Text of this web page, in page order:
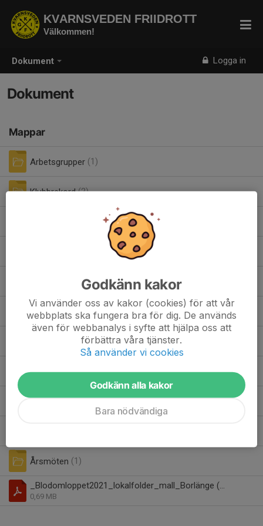
Dokument Logga in
KVARNSVEDEN FRIIDROTT
Välkommen!
Dokument
Mappar
Arbetsgrupper (1)
Klubbrekord (2)
Kvarnsvedenspelen (15)
Kvarnsvedenspelen Indoor (4)
Miniorlandslaget (5)
Policys (6)
(14)
Sommarskolan (1)
Styrdokument (1)
Årsmöten (1)
_Blodomloppet2021_lokalfolder_mall_Borlänge (1).pdf
0,69 MB
Godkänn kakor
Vi använder oss av kakor (cookies) för att vår
webbplats ska fungera bra för dig. De används
även för webbanalys i syfte att hjälpa oss att
förbättra våra tjänster.
Så använder vi cookies
Godkänn alla kakor
Bara nödvändiga